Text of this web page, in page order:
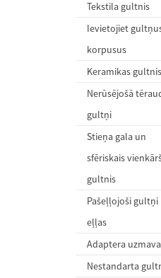
Tekstila gultnis
Ievietojiet
korpusus
Keramikas gultnis
Nerūsējošā
gultņi
Stieņa gala un
sfēriskais
gultnis
Pašeļļojoši gultņi
eļļas
Adaptera uzmava
Nestandarta